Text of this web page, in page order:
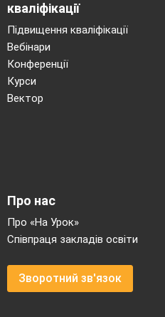
кваліфікації
Підвищення кваліфікації
Вебінари
Конференції
Курси
Вектор
Про нас
Про «На Урок»
Співпраця закладів освіти
Зворотний зв'язок